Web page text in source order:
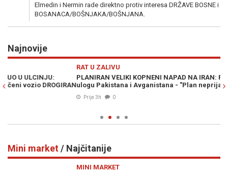
Elmedin i Nermin rade direktno protiv interesa DRŽAVE BOSNE i
BOSANACA/BOŠNJAKA/BOŠNJANA.
Najnovije
PLANIRAN VELIKI KOPNENI NAPAD NA IRAN: Pezeškijan otkrio
ulogu Pakistana i Avganistana - "Plan neprijatelja je propao"
Mini market/ Najčitanije